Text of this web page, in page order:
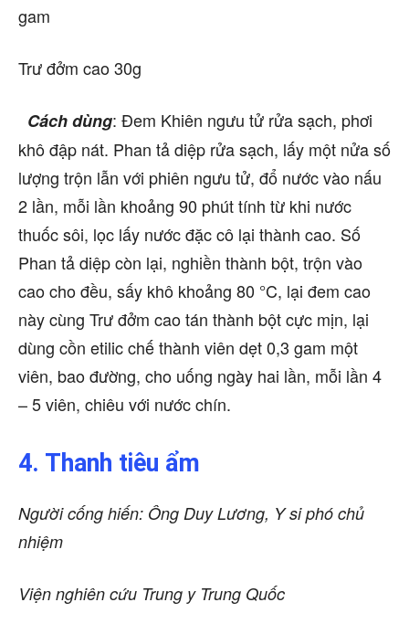
gam
Trư đởm cao 30g
Cách dùng: Đem Khiên ngưu tử rửa sạch, phơi
khô đập nát. Phan tả diệp rửa sạch, lấy một nửa số
lượng trộn lẫn với phiên ngưu tử, đổ nước vào nấu
2 lần, mỗi lần khoảng 90 phút tính từ khi nước
thuốc sôi, lọc lấy nước đặc cô lại thành cao. Số
Phan tả diệp còn lại, nghiền thành bột, trộn vào
cao cho đều, sấy khô khoảng 80 °C, lại đem cao
này cùng Trư đởm cao tán thành bột cực mịn, lại
dùng cồn etilic chế thành viên dẹt 0,3 gam một
viên, bao đường, cho uống ngày hai lần, mỗi lần 4
– 5 viên, chiêu với nước chín.
4. Thanh tiêu ẩm
Người cống hiến: Ông Duy Lương, Y si phó chủ
nhiệm
Viện nghiên cứu Trung y Trung Quốc